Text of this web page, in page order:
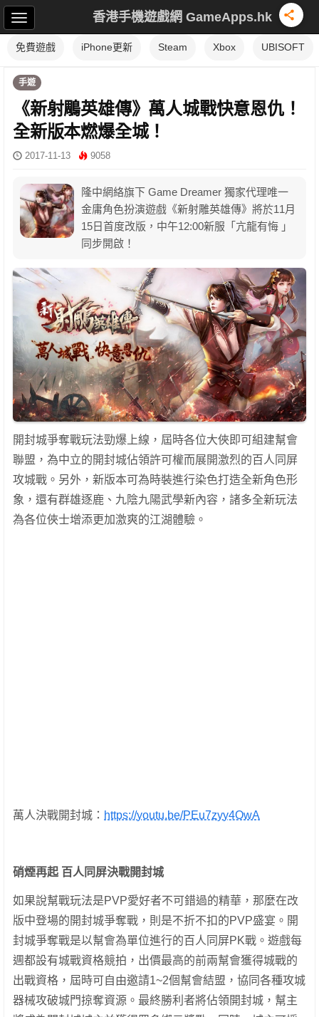
香港手機遊戲網 GameApps.hk
免費遊戲 iPhone更新 Steam Xbox UBISOFT
手遊
《新射鵰英雄傳》萬人城戰快意恩仇！
全新版本燃爆全城！
2017-11-13 9058
隆中網絡旗下 Game Dreamer 獨家代理唯一
金庸角色扮演遊戲《新射雕英雄傳》將於11月
15日首度改版，中午12:00新服「亢龍有悔 」
同步開啟！
開封城爭奪戰玩法勁爆上線，屆時各位大俠即可組建幫會
聯盟，為中立的開封城佔領許可權而展開激烈的百人同屏
攻城戰。另外，新版本可為時裝進行染色打造全新角色形
象，還有群雄逐鹿、九陰九陽武學新內容，諸多全新玩法
為各位俠士增添更加激爽的江湖體驗。
萬人決戰開封城： https://youtu.be/PEu7zyy4OwA
硝煙再起 百人同屏決戰開封城
如果說幫戰玩法是PVP愛好者不可錯過的精華，那麼在改
版中登場的開封城爭奪戰，則是不折不扣的PVP盛宴。開
封城爭奪戰是以幫會為單位進行的百人同屏PK戰。遊戲每
週都設有城戰資格競拍，出價最高的前兩幫會獲得城戰的
出戰資格，屆時可自由邀請1~2個幫會結盟，協同各種攻城
器械攻破城門掠奪資源。最終勝利者將佔領開封城，幫主